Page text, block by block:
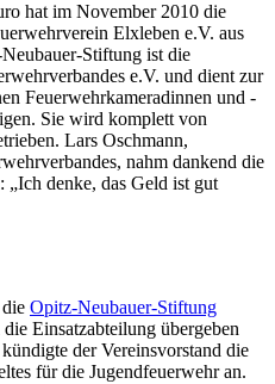
hat im November 2010 die
Elxleben e.V. aus
Stiftung ist die
e.V. und dient zur
Feuerwehrkameradinnen und -
Sie wird komplett von
Lars Oschmann,
nahm dankend die
„Ich denke, das Geld ist gut
Opitz-Neubauer-Stiftung
Einsatzabteilung übergeben
der Vereinsvorstand die
für die Jugendfeuerwehr an.